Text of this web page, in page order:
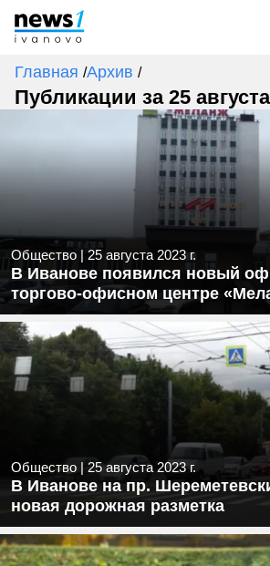
Главная /Архив /
Публикации за 25
Общество | 25 августа 2023 г.
В Иванове появился новый
торгово-офисном центре
Общество | 25 августа 2023 г.
В Иванове на пр.
новая дорожная разметка